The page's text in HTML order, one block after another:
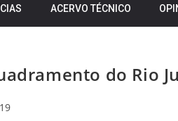
ACERVO TÉCNICO
do Rio